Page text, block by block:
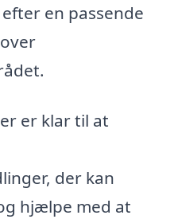
en passende
er klar til at
der kan
hjælpe med at